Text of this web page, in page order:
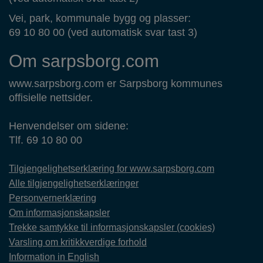
Vei, park, kommunale bygg og plasser:
69 10 80 00 (ved automatisk svar tast 3)
Om sarpsborg.com
www.sarpsborg.com er Sarpsborg kommunes
offisielle nettsider.
Henvendelser om sidene:
Tlf. 69 10 80 00
Tilgjengelighetserklæring for www.sarpsborg.com
Alle tilgjengelighetserklæringer
Personvernerklæring
Om informasjonskapsler
Trekke samtykke til informasjonskapsler (cookies)
Varsling om kritikkverdige forhold
Information in English